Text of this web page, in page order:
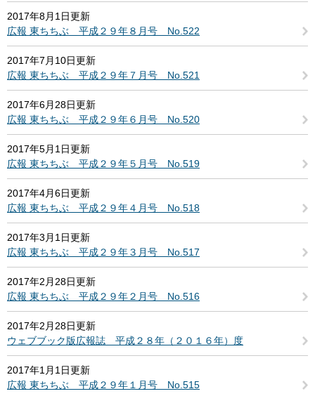
2017年8月1日更新
広報 東ちちぶ 平成２９年８月号 No.522
2017年7月10日更新
広報 東ちちぶ 平成２９年７月号 No.521
2017年6月28日更新
広報 東ちちぶ 平成２９年６月号 No.520
2017年5月1日更新
広報 東ちちぶ 平成２９年５月号 No.519
2017年4月6日更新
広報 東ちちぶ 平成２９年４月号 No.518
2017年3月1日更新
広報 東ちちぶ 平成２９年３月号 No.517
2017年2月28日更新
広報 東ちちぶ 平成２９年２月号 No.516
2017年2月28日更新
ウェブブック版広報誌 平成２８年（２０１６年）度
2017年1月1日更新
広報 東ちちぶ 平成２９年１月号 No.515